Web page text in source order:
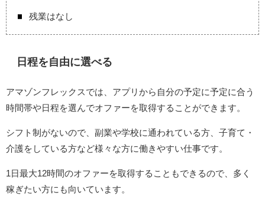
残業はなし
日程を自由に選べる
アマゾンフレックスでは、アプリから自分の予定に予定に合う
時間帯や日程を選んでオファーを取得することができます。
シフト制がないので、副業や学校に通われている方、子育て・
介護をしている方など様々な方に働きやすい仕事です。
1日最大12時間のオファーを取得することもできるので、多く
稼ぎたい方にも向いています。